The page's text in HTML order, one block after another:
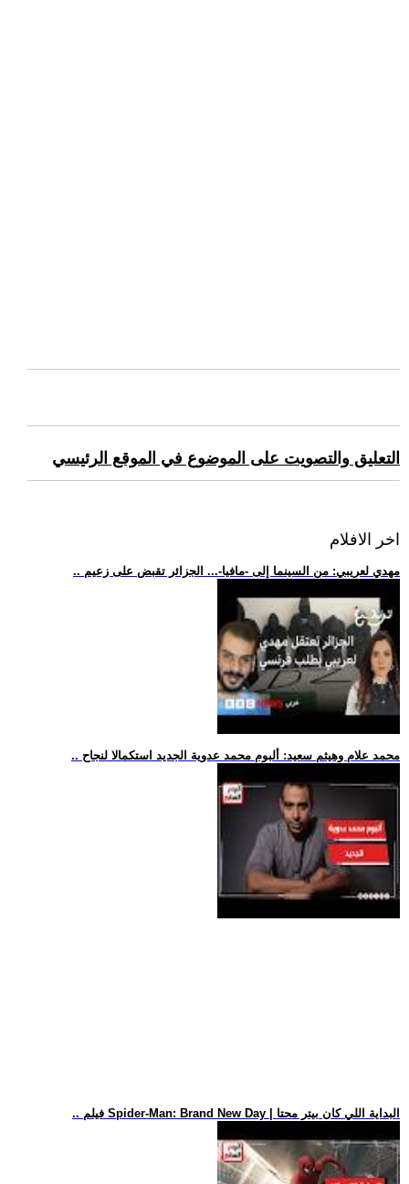
التعليق والتصويت على الموضوع في الموقع الرئيسي
اخر الافلام
.. مهدي لعريبي: من السينما إلى -مافيا-... الجزائر تقبض على زعيم
.. محمد علام وهيثم سعيد: ألبوم محمد عدوية الجديد استكمالا لنجاح
.. فيلم Spider-Man: Brand New Day | البداية اللي كان بيتر محتا